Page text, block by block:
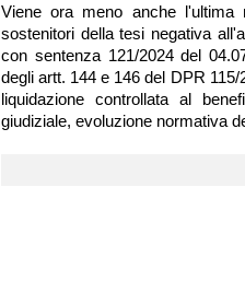
Viene ora meno anche l'ultima
sostenitori della tesi negativa
con sentenza 121/2024 del
degli artt. 144 e 146 del DPR
liquidazione controllata al
giudiziale, evoluzione normativa